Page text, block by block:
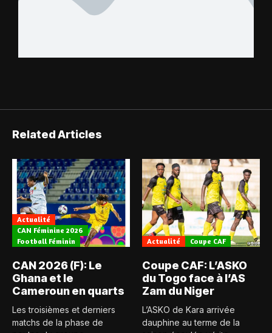
Related Articles
Actualité
CAN Féminine 2026
Football Féminin
CAN 2026 (F): Le
Ghana et le
Cameroun en quarts
Les troisièmes et derniers
matchs de la phase de
Actualité Coupe CAF
Coupe CAF: L’ASKO
du Togo face à l’AS
Zam du Niger
L’ASKO de Kara arrivée
dauphine au terme de la